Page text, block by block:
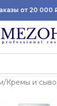
от 20 000
/Кремы и